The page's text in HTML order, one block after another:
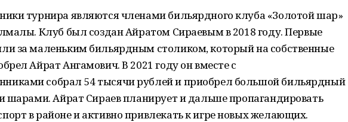
турнира являются членами бильярдного клуба «Золотой шар»
Клуб был создан Айратом Сираевым в 2018 году. Первые
за маленьким бильярдным столиком, который на собственные
Айрат Ангамович. В 2021 году он вместе с
собрал 54 тысячи рублей и приобрел большой бильярдный
шарами. Айрат Сираев планирует и дальше пропагандировать
в районе и активно привлекать к игре новых желающих.